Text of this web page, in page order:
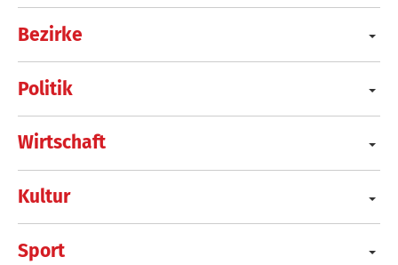
Bezirke
Politik
Wirtschaft
Kultur
Sport